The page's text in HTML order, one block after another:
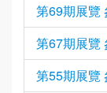
第69期展覽
第67期展覽
第55期展覽